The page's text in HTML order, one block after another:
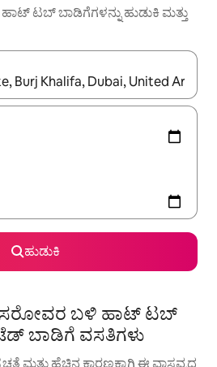
‌ಟಬ್ ಬಾಡಿಗೆಗಳನ್ನು ಹುಡುಕಿ ಮತ್ತು
ಅಪ್ ಮತ್ತು ಡೌನ್ ಬಾಣದ ಕೀಲಿಗಳೊಂದಿಗೆ
ಹುಡುಕಿ
ಸರೋವರ ಬಳಿ ಹಾಟ್ ಟಬ್
ಬಾಡಿಗೆ ವಸತಿಗಳು
ಮತ್ತು ಹೆಚ್ಚಿನ ಕಾರಣಕ್ಕಾಗಿ ಈ ವಾಸ್ತವ್ಯದ